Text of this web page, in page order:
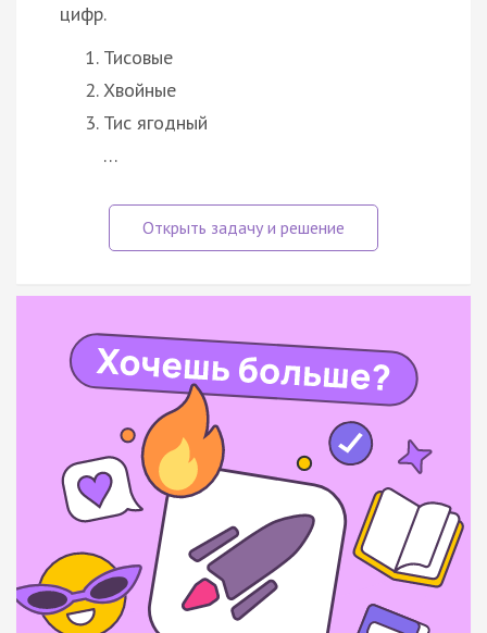
цифр.
Тисовые
Хвойные
Тис ягодный
…